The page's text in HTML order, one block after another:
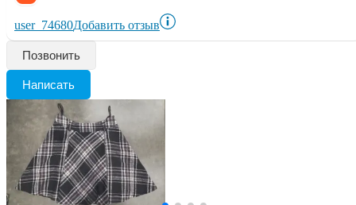
user_74680Добавить отзыв
Позвонить
Написать